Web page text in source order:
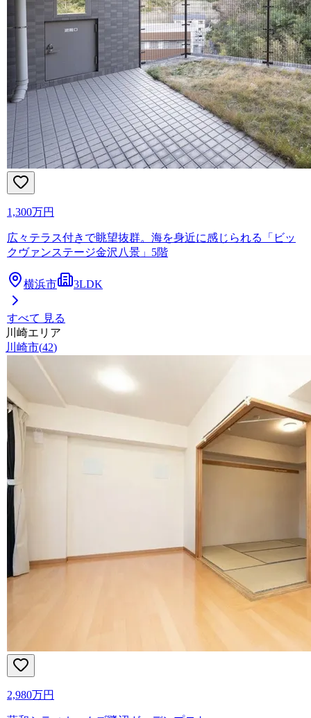
1,300万円
広々テラス付きで眺望抜群。海を身近に感じられる「ビッ
クヴァンステージ金沢八景」5階
横浜市 3LDK
すべて 見る
川崎エリア
川崎市(42)
2,980万円